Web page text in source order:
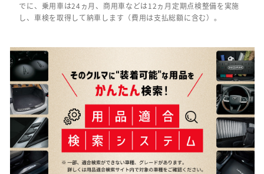
でに、乗用車は24ヵ月、商用車などは12ヵ月定期点検整備を実施
し、車検を取得して納車します（費用は支払総額に含む）。